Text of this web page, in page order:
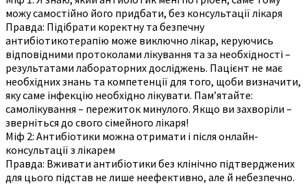
можу самостійно його придбати, без консультації лікаря
Правда: Підібрати коректну та безпечну
антибіотикотерапію може виключно лікар, керуючись
відповідними протоколами лікування та за необхідності –
результатами лабораторних досліджень. Пацієнт не має
необхідних знань та компетенції для того, щоби визначити,
яку саме інфекцію необхідно лікувати. Памʼятайте:
самолікування – пережиток минулого. Якщо ви захворіли –
зверніться до свого сімейного лікаря!
Міф 2: Антибіотики можна отримати і після онлайн-
консультації з лікарем
Правда: Вживати антибіотики без клінічно підтверджених
для цього підстав не лише неефективно, але й небезпечно.